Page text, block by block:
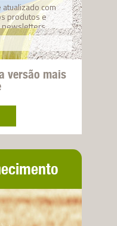
com
produtos e
newsletters.
versão mais